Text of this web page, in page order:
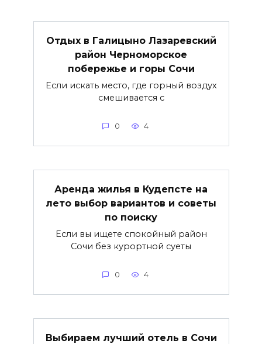
Отдых в Галицыно Лазаревский
район Черноморское
побережье и горы Сочи
Если искать место, где горный воздух
смешивается с
0 4
Аренда жилья в Кудепсте на
лето выбор вариантов и советы
по поиску
Если вы ищете спокойный район
Сочи без курортной суеты
0 4
Выбираем лучший отель в Сочи